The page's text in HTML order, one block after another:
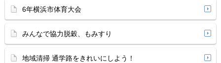
6年横浜市体育大会
みんなで協力脱穀、もみすり
地域清掃 通学路をきれいにしよう！